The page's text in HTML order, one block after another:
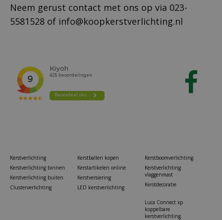
Neem gerust contact met ons op via 023-
5581528 of info@koopkerstverlichting.nl
Kerstverlichting
Kerstverlichting binnen
Kerstverlichting buiten
Clusterverlichting
Kerstballen kopen
Kerstartikelen online
Kerstversiering
LED kerstverlichting
Kerstboomverlichting
Kerstverlichting
vlaggenmast
Kerstdecoratie
Luca Connect xp
koppelbare
kerstverlichting